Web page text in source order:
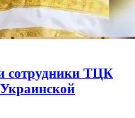
сотрудники ТЦК